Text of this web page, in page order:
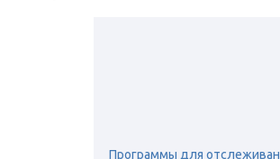
Программы для